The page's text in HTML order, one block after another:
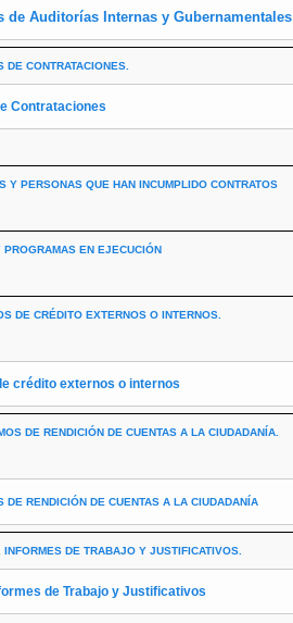
de Auditorías Internas y Gubernamentales
CONTRATACIONES.
Contrataciones
Y PERSONAS QUE HAN INCUMPLIDO CONTRATOS
EN EJECUCIÓN
DE CRÉDITO EXTERNOS O INTERNOS.
crédito externos o internos
DE RENDICIÓN DE CUENTAS A LA CIUDADANÍA.
DE RENDICIÓN DE CUENTAS A LA CIUDADANÍA
DE TRABAJO Y JUSTIFICATIVOS.
de Trabajo y Justificativos